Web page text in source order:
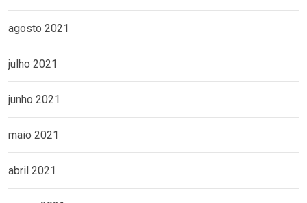
agosto 2021
julho 2021
junho 2021
maio 2021
abril 2021